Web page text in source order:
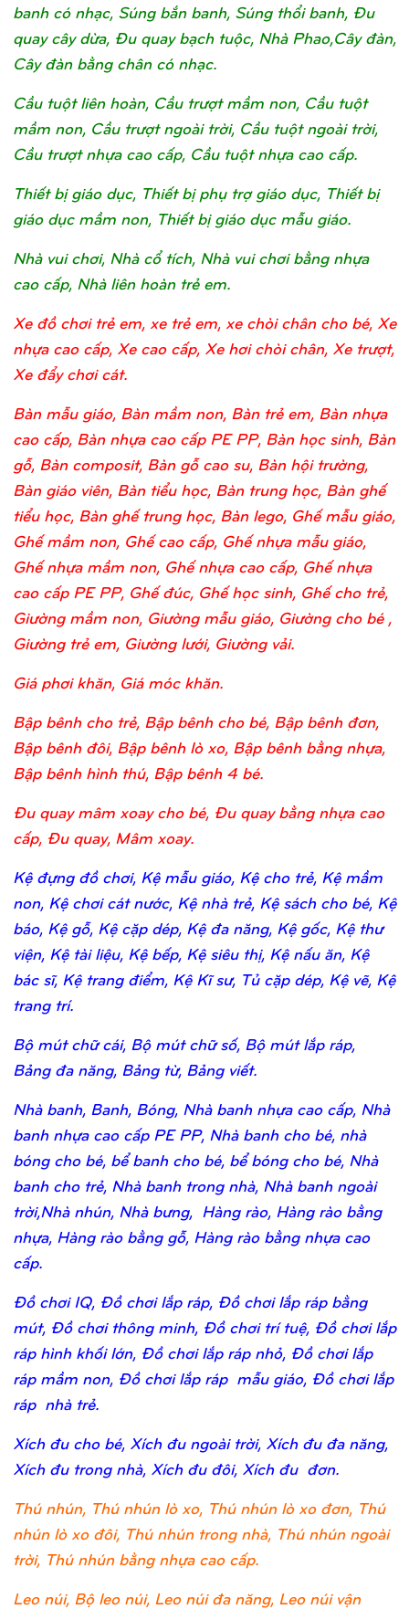
banh có nhạc, Súng bắn banh, Súng thổi banh, Đu
quay cây dừa, Đu quay bạch tuộc, Nhà Phao,Cây đàn,
Cây đàn bằng chân có nhạc.
Cầu tuột liên hoàn, Cầu trượt mầm non, Cầu tuột
mầm non, Cầu trượt ngoài trời, Cầu tuột ngoài trời,
Cầu trượt nhựa cao cấp, Cầu tuột nhựa cao cấp.
Thiết bị giáo dục, Thiết bị phụ trợ giáo dục, Thiết bị
giáo dục mầm non, Thiết bị giáo dục mẫu giáo.
Nhà vui chơi, Nhà cổ tích, Nhà vui chơi bằng nhựa
cao cấp, Nhà liên hoàn trẻ em.
Xe đồ chơi trẻ em, xe trẻ em, xe chòi chân cho bé, Xe
nhựa cao cấp, Xe cao cấp, Xe hơi chòi chân, Xe trượt,
Xe đẩy chơi cát.
Bàn mẫu giáo, Bàn mầm non, Bàn trẻ em, Bàn nhựa
cao cấp, Bàn nhựa cao cấp PE PP, Bàn học sinh, Bàn
gỗ, Bàn composit, Bàn gỗ cao su, Bàn hội trường,
Bàn giáo viên, Bàn tiểu học, Bàn trung học, Bàn ghế
tiểu học, Bàn ghế trung học, Bàn lego, Ghế mẫu giáo,
Ghế mầm non, Ghế cao cấp, Ghế nhựa mẫu giáo,
Ghế nhựa mầm non, Ghế nhựa cao cấp, Ghế nhựa
cao cấp PE PP, Ghế đúc, Ghế học sinh, Ghế cho trẻ,
Giường mầm non, Giường mẫu giáo, Giường cho bé ,
Giường trẻ em, Giường lưới, Giường vải.
Giá phơi khăn, Giá móc khăn.
Bập bênh cho trẻ, Bập bênh cho bé, Bập bênh đơn,
Bập bênh đôi, Bập bênh lò xo, Bập bênh bằng nhựa,
Bập bênh hình thú, Bập bênh 4 bé.
Đu quay mâm xoay cho bé, Đu quay bằng nhựa cao
cấp, Đu quay, Mâm xoay.
Kệ đựng đồ chơi, Kệ mẫu giáo, Kệ cho trẻ, Kệ mầm
non, Kệ chơi cát nước, Kệ nhà trẻ, Kệ sách cho bé, Kệ
báo, Kệ gỗ, Kệ cặp dép, Kệ đa năng, Kệ gốc, Kệ thư
viện, Kệ tài liệu, Kệ bếp, Kệ siêu thị, Kệ nấu ăn, Kệ
bác sĩ, Kệ trang điểm, Kệ Kĩ sư, Tủ cặp dép, Kệ vẽ, Kệ
trang trí.
Bộ mút chữ cái, Bộ mút chữ số, Bộ mút lắp ráp,
Bảng đa năng, Bảng từ, Bảng viết.
Nhà banh, Banh, Bóng, Nhà banh nhựa cao cấp, Nhà
banh nhựa cao cấp PE PP, Nhà banh cho bé, nhà
bóng cho bé, bể banh cho bé, bể bóng cho bé, Nhà
banh cho trẻ, Nhà banh trong nhà, Nhà banh ngoài
trời,Nhà nhún, Nhà bưng, Hàng rào, Hàng rào bằng
nhựa, Hàng rào bằng gỗ, Hàng rào bằng nhựa cao
cấp.
Đồ chơi IQ, Đồ chơi lắp ráp, Đồ chơi lắp ráp bằng
mút, Đồ chơi thông minh, Đồ chơi trí tuệ, Đồ chơi lắp
ráp hình khối lớn, Đồ chơi lắp ráp nhỏ, Đồ chơi lắp
ráp mầm non, Đồ chơi lắp ráp mẫu giáo, Đồ chơi lắp
ráp nhà trẻ.
Xích đu cho bé, Xích đu ngoài trời, Xích đu đa năng,
Xích đu trong nhà, Xích đu đôi, Xích đu đơn.
Thú nhún, Thú nhún lò xo, Thú nhún lò xo đơn, Thú
nhún lò xo đôi, Thú nhún trong nhà, Thú nhún ngoài
trời, Thú nhún bằng nhựa cao cấp.
Leo núi, Bộ leo núi, Leo núi đa năng, Leo núi vận